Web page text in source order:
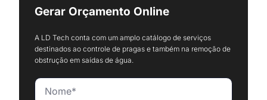
Gerar Orçamento Online
A LD Tech conta com um amplo catálogo de serviços
destinados ao controle de pragas e também na remoção de
obstrução em saídas de água.